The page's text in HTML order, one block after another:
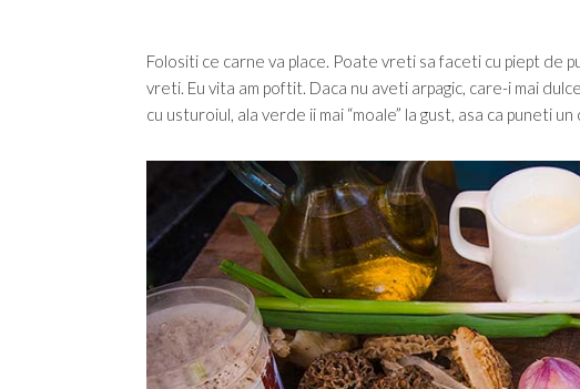
Folositi ce carne va place. Poate vreti sa faceti cu piept de
vreti. Eu vita am poftit. Daca nu aveti arpagic, care-i mai
cu usturoiul, ala verde ii mai “moale” la gust, asa ca puneti